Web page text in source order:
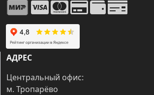
АДРЕС
Центральный офис:
м. Тропарёво